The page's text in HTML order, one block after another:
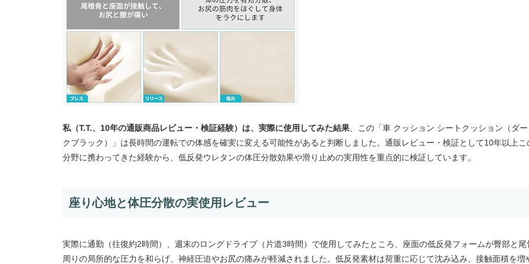
私（T.T.、10年の通販商品レビュー・検証経験）は、実際に使用してみた結果 、この「車 クッション シートクッション（ダー
クブラック）」は長時間の運転での体感を確実に変える可能性があると判断しました。通販レビュー・検証として10年以上こ
分野に携わってきた経験から、低反発ウレタンの体圧分散効果や滑り止めの実用性を重点的に検証しています。
座り心地と体圧分散の実使用レビュー
実際に通勤（往復約2時間）、週末のロングドライブ（片道3時間）で使用してみたところ、座面の低反発フォームが臀部と尾
周りの局所的な圧力を和らげ、神経圧迫やお尻の痛みが軽減されました。低反発素材は荷重に応じて沈み込み、接触面積を増